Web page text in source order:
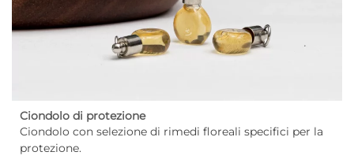
Ciondolo di protezione
Ciondolo con selezione di rimedi floreali specifici per la
protezione.